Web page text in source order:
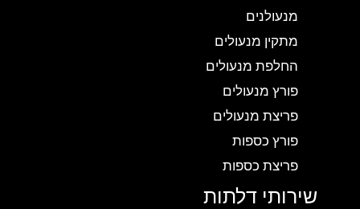
מנעולנים
מתקין מנעולים
החלפת מנעולים
פורץ מנעולים
פריצת מנעולים
פורץ כספות
פריצת כספות
שירותי דלתות